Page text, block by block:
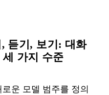
듣기, 보기: 대화
가지 수준
운 모델 범주를 정의